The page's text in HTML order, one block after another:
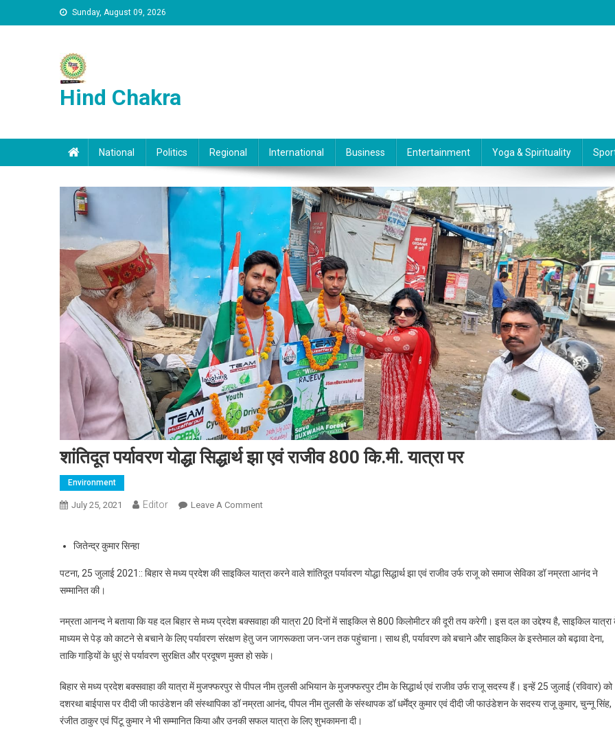
Skip to content Sunday, August 09, 2026
Hind Chakra
National Politics Regional International Business Entertainment Yoga & Spirituality
शांतिदूत पर्यावरण योद्धा सिद्धार्थ झा एवं राजीव 800 कि.मी. यात्रा पर
Environment
July 25, 2021 Editor Leave A Comment
जितेन्द्र कुमार सिन्हा
पटना, 25 जुलाई 2021:: बिहार से मध्य प्रदेश की साइकिल यात्रा करने वाले शांतिदूत पर्यावरण योद्धा सिद्धार्थ झा एवं राजीव उर्फ राजू को समाज सेविका डॉ नम्रता आनंद ने
सम्मानित की।
नम्रता आनन्द ने बताया कि यह दल बिहार से मध्य प्रदेश बक्सवाहा की यात्रा 20 दिनों में साइकिल से 800 किलोमीटर की दूरी तय करेगी। इस दल का उद्देश्य है, साइकिल
माध्यम से पेड़ को काटने से बचाने के लिए पर्यावरण संरक्षण हेतु जन जागरूकता जन-जन तक पहुंचाना। साथ ही, पर्यावरण को बचाने और साइकिल के इस्तेमाल को बढ़ावा देना,
ताकि गाड़ियों के धुएं से पर्यावरण सुरक्षित और प्रदूषण मुक्त हो सके।
बिहार से मध्य प्रदेश बक्सवाहा की यात्रा में मुजफ्फरपुर से पीपल नीम तुलसी अभियान के मुजफ्फरपुर टीम के सिद्धार्थ एवं राजीव उर्फ राजू सदस्य हैं। इन्हें 25 जुलाई (रविवार) को
दशरथा बाईपास पर दीदी जी फाउंडेशन की संस्थापिका डॉ नम्रता आनंद, पीपल नीम तुलसी के संस्थापक डॉ धर्मेंद्र कुमार एवं दीदी जी फाउंडेशन के सदस्य राजू कुमार, चुन्नू सिंह,
रंजीत ठाकुर एवं पिंटू कुमार ने भी सम्मानित किया और उनकी सफल यात्रा के लिए शुभकामना दी।